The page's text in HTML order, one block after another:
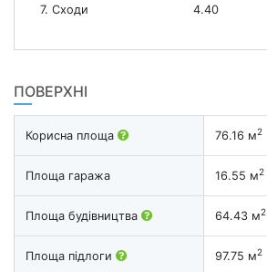
7. Сходи 4.40
ПОВЕРХНІ
Корисна площа 76.16 м2
Площа гаража 16.55 м2
Площа будівництва 64.43 м2
Площа підлоги 97.75 м2